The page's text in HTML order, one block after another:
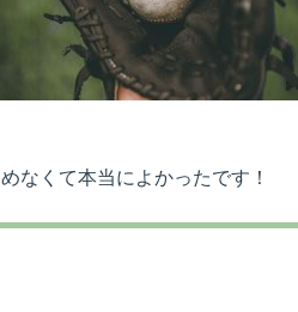
なくて本当によかったです！